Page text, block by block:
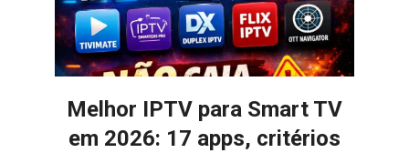
Melhor IPTV para Smart TV
em 2026: 17 apps, critérios